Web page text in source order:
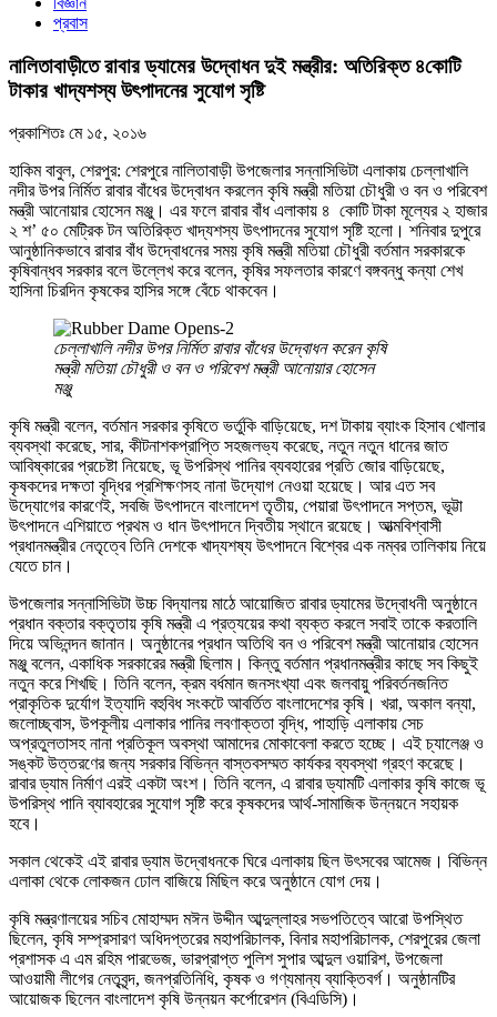
প্রবাস
নালিতাবাড়ীতে রাবার ড্যামের উদ্বোধন দুই মন্ত্রীর: অতিরিক্ত ৪কোটি
টাকার খাদ্যশস্য উৎপাদনের সুযোগ সৃষ্টি
প্রকাশিতঃ মে ১৫, ২০১৬
হাকিম বাবুল, শেরপুর: শেরপুরে নালিতাবাড়ী উপজেলার সন্নাসিভিটা এলাকায় চেল্লাখালি
নদীর উপর নির্মিত রাবার বাঁধের উদ্বোধন করলেন কৃষি মন্ত্রী মতিয়া চৌধুরী ও বন ও পরিবেশ
মন্ত্রী আনোয়ার হোসেন মঞ্জু। এর ফলে রাবার বাঁধ এলাকায় ৪ কোটি টাকা মূল্যের ২ হাজার
২ শ’ ৫০ মেট্রিক টন অতিরিক্ত খাদ্যশস্য উৎপাদনের সুযোগ সৃষ্টি হলো। শনিবার দুপুরে
আনুষ্ঠানিকভাবে রাবার বাঁধ উদ্বোধনের সময় কৃষি মন্ত্রী মতিয়া চৌধুরী বর্তমান সরকারকে
কৃষিবান্ধব সরকার বলে উল্লেখ করে বলেন, কৃষির সফলতার কারণে বঙ্গবন্ধু কন্যা শেখ
হাসিনা চিরদিন কৃষকের হাসির সঙ্গে বেঁচে থাকবেন।
চেল্লাখালি নদীর উপর নির্মিত রাবার বাঁধের উদ্বোধন করেন কৃষি
মন্ত্রী মতিয়া চৌধুরী ও বন ও পরিবেশ মন্ত্রী আনোয়ার হোসেন
মঞ্জু
কৃষি মন্ত্রী বলেন, বর্তমান সরকার কৃষিতে ভর্তুকি বাড়িয়েছে, দশ টাকায় ব্যাংক হিসাব খোলার
ব্যবস্থা করেছে, সার, কীটনাশকপ্রাপ্তি সহজলভ্য করেছে, নতুন নতুন ধানের জাত
আবিষ্কারের প্রচেষ্টা নিয়েছে, ভূ উপরিস্থ পানির ব্যবহারের প্রতি জোর বাড়িয়েছে,
কৃষকদের দক্ষতা বৃদ্ধির প্রশিক্ষণসহ নানা উদ্যোগ নেওয়া হয়েছে। আর এত সব
উদ্যোগের কারণেই, সবজি উৎপাদনে বাংলাদেশ তৃতীয়, পেয়ারা উৎপাদনে সপ্তম, ভূট্টা
উৎপাদনে এশিয়াতে প্রথম ও ধান উৎপাদনে দ্বিতীয় স্থানে রয়েছে। আত্মবিশ্বাসী
প্রধানমন্ত্রীর নেতৃত্বে তিনি দেশকে খাদ্যশষ্য উৎপাদনে বিশ্বের এক নম্বর তালিকায় নিয়ে
যেতে চান।
উপজেলার সন্নাসিভিটা উচ্চ বিদ্যালয় মাঠে আয়োজিত রাবার ড্যামের উদ্বোধনী অনুষ্ঠানে
প্রধান বক্তার বক্তৃতায় কৃষি মন্ত্রী এ প্রত্যয়ের কথা ব্যক্ত করলে সবাই তাকে করতালি
দিয়ে অভিনন্দন জানান। অনুষ্ঠানের প্রধান অতিথি বন ও পরিবেশ মন্ত্রী আনোয়ার হোসেন
মঞ্জু বলেন, একাধিক সরকারের মন্ত্রী ছিলাম। কিন্তু বর্তমান প্রধানমন্ত্রীর কাছে সব কিছুই
নতুন করে শিখছি। তিনি বলেন, ক্রম বর্ধমান জনসংখ্যা এবং জলবায়ু পরিবর্তনজনিত
প্রাকৃতিক দুর্যোগ ইত্যাদি বহুবিধ সংকটে আবর্তিত বাংলাদেশের কৃষি। খরা, অকাল বন্যা,
জলোচ্ছ্বাস, উপকূলীয় এলাকার পানির লবণাক্ততা বৃদ্ধি, পাহাড়ি এলাকায় সেচ
অপ্রতুলতাসহ নানা প্রতিকূল অবস্থা আমাদের মোকাবেলা করতে হচ্ছে। এই চ্যালেঞ্জ ও
সঙ্কট উত্তরণের জন্য সরকার বিভিন্ন বাস্তবসম্মত কার্যকর ব্যবস্থা গ্রহণ করেছে।
রাবার ড্যাম নির্মাণ এরই একটা অংশ। তিনি বলেন, এ রাবার ড্যামটি এলাকার কৃষি কাজে ভূ
উপরিস্থ পানি ব্যাবহারের সুযোগ সৃষ্টি করে কৃষকদের আর্থ-সামাজিক উন্নয়নে সহায়ক
হবে।
সকাল থেকেই এই রাবার ড্যাম উদ্বোধনকে ঘিরে এলাকায় ছিল উৎসবের আমেজ। বিভিন্ন
এলাকা থেকে লোকজন ঢোল বাজিয়ে মিছিল করে অনুষ্ঠানে যোগ দেয়।
কৃষি মন্ত্রণালয়ের সচিব মোহাম্মদ মঈন উদ্দীন আব্দুল্লাহর সভপতিত্বে আরো উপস্থিত
ছিলেন, কৃষি সম্প্রসারণ অধিদপ্তরের মহাপরিচালক, বিনার মহাপরিচালক, শেরপুরের জেলা
প্রশাসক এ এম রহিম পারভেজ, ভারপ্রাপ্ত পুলিশ সুপার আব্দুল ওয়ারিশ, উপজেলা
আওয়ামী লীগের নেতৃবৃন্দ, জনপ্রতিনিধি, কৃষক ও গণ্যমান্য ব্যাক্তিবর্গ। অনুষ্ঠানটির
আয়োজক ছিলেন বাংলাদেশ কৃষি উন্নয়ন কর্পোরেশন (বিএডিসি)।